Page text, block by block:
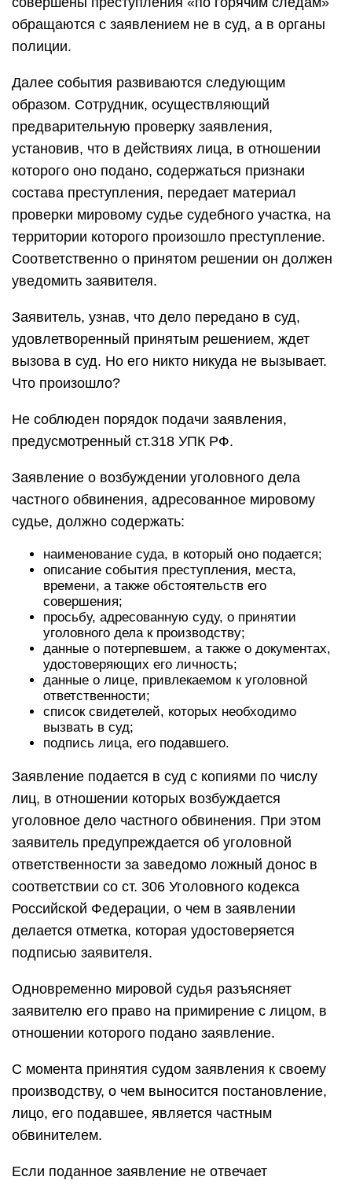
обращаются с заявлением не в суд, а в органы
полиции.
Далее события развиваются следующим
образом. Сотрудник, осуществляющий
предварительную проверку заявления,
установив, что в действиях лица, в отношении
которого оно подано, содержаться признаки
состава преступления, передает материал
проверки мировому судье судебного участка, на
территории которого произошло преступление.
Соответственно о принятом решении он должен
уведомить заявителя.
Заявитель, узнав, что дело передано в суд,
удовлетворенный принятым решением, ждет
вызова в суд. Но его никто никуда не вызывает.
Что произошло?
Не соблюден порядок подачи заявления,
предусмотренный ст.318 УПК РФ.
Заявление о возбуждении уголовного дела
частного обвинения, адресованное мировому
судье, должно содержать:
наименование суда, в который оно подается;
описание события преступления, места,
времени, а также обстоятельств его
совершения;
просьбу, адресованную суду, о принятии
уголовного дела к производству;
данные о потерпевшем, а также о документах,
удостоверяющих его личность;
данные о лице, привлекаемом к уголовной
ответственности;
список свидетелей, которых необходимо
вызвать в суд;
подпись лица, его подавшего.
Заявление подается в суд с копиями по числу
лиц, в отношении которых возбуждается
уголовное дело частного обвинения. При этом
заявитель предупреждается об уголовной
ответственности за заведомо ложный донос в
соответствии со ст. 306 Уголовного кодекса
Российской Федерации, о чем в заявлении
делается отметка, которая удостоверяется
подписью заявителя.
Одновременно мировой судья разъясняет
заявителю его право на примирение с лицом, в
отношении которого подано заявление.
С момента принятия судом заявления к своему
производству, о чем выносится постановление,
лицо, его подавшее, является частным
обвинителем.
Если поданное заявление не отвечает